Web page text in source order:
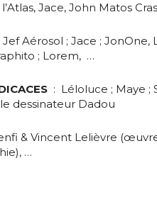
Jace, John Matos
Jef Aérosol ; Jace ; JonOne,
; Lorem, …
: Léloluce ; Maye ;
dessinateur Dadou
& Vincent Lelièvre
…